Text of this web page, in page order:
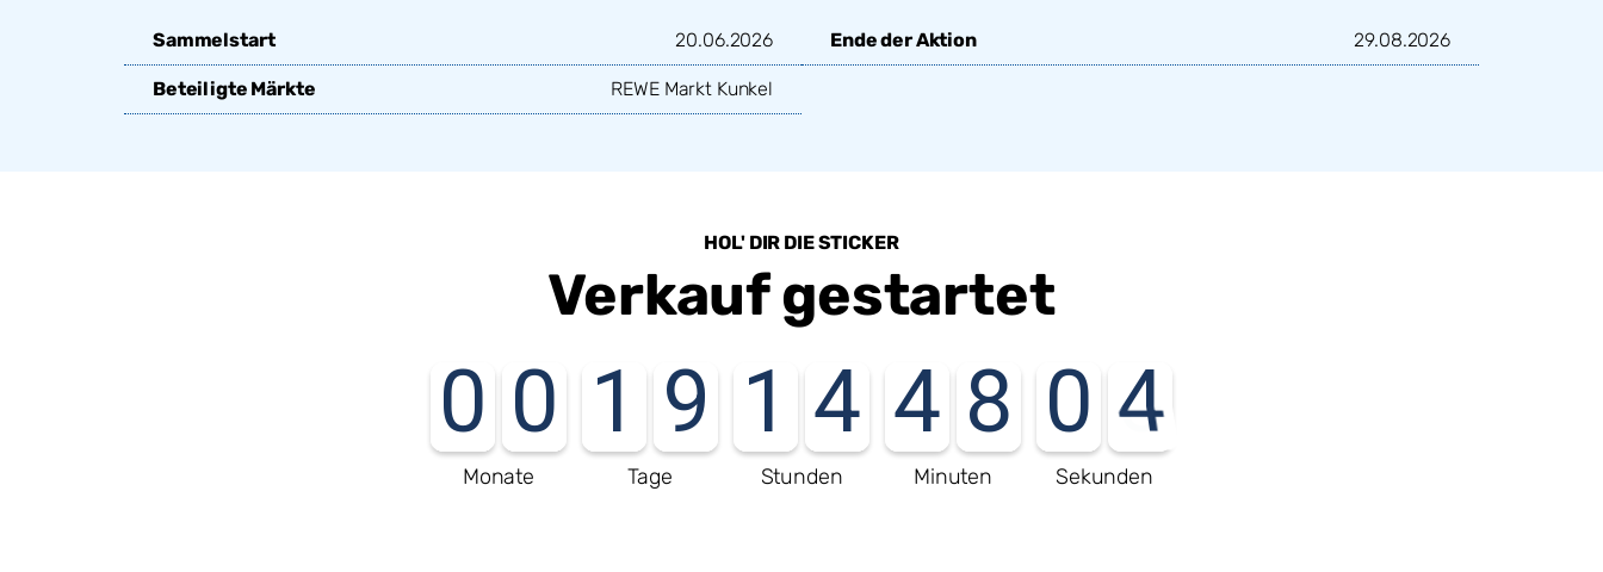
Sammelstart 20.06.2026 Ende der Aktion 29.08.2026
Beteiligte Märkte REWE Markt Kunkel
HOL' DIR DIE STICKER
Verkauf gestartet
0 0
Monate
1 9
Tage
1 4
Stunden
4 8
Minuten
0 3
Sekunden